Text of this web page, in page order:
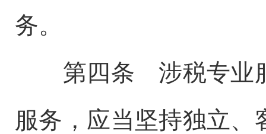
务。
第四条 涉税专业服
服务，应当坚持独立